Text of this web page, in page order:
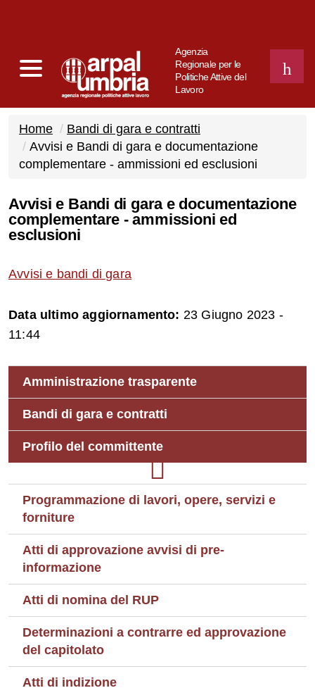
Agenzia
Regionale per le
Politiche Attive del
Lavoro
CERCA
Home
Bandi di gara e contratti
Avvisi e Bandi di gara e documentazione
complementare - ammissioni ed esclusioni
Avvisi e Bandi di gara e documentazione
complementare - ammissioni ed
esclusioni
Avvisi e bandi di gara
Data ultimo aggiornamento: 23 Giugno 2023 -
11:44
Amministrazione trasparente
Bandi di gara e contratti
Profilo del committente
Programmazione di lavori, opere, servizi e
forniture
Atti di approvazione avvisi di pre-
informazione
Atti di nomina del RUP
Determinazioni a contrarre ed approvazione
del capitolato
Atti di indizione